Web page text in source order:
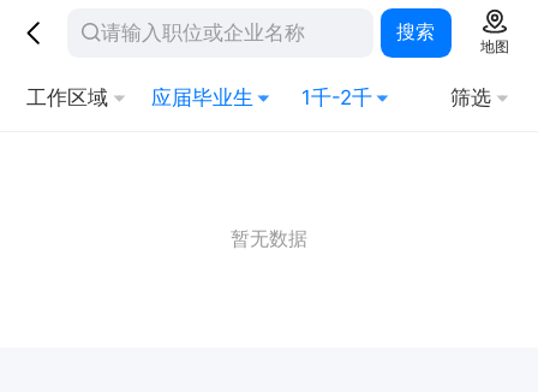
搜索
地图
工作区域 应届毕业生 1千-2千 筛选
暂无数据